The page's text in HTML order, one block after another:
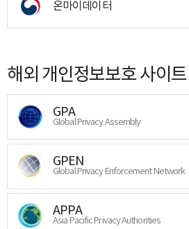
온마이데이터
해외 개인정보보호 사이트
GPA
Global Privacy Assembly
GPEN
Global Privacy Enforcement Network
APPA
Asia Pacific Privacy Authorities